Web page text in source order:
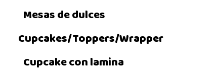
Mesas de dulces
Cupcakes/Toppers/Wrapper
Cupcake con lamina